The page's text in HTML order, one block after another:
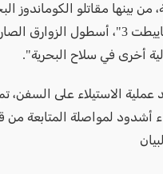
من بينها مقاتلو الكوماندوز
"شاييطت 13"، "شاييطت 3"، أسطول
أخرى في سلاح البحرية".
عملية الاستيلاء على السفن،
أشدود لمواصلة المتابعة